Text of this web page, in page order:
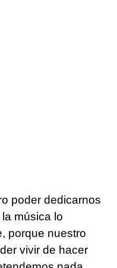
poder dedicarnos
música lo
porque nuestro
vivir de hacer